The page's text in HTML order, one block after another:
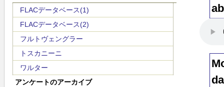
FLACデータベース(1)
FLACデータベース(2)
フルトヴェングラー
トスカニーニ
ワルター
アンケートのアーカイブ